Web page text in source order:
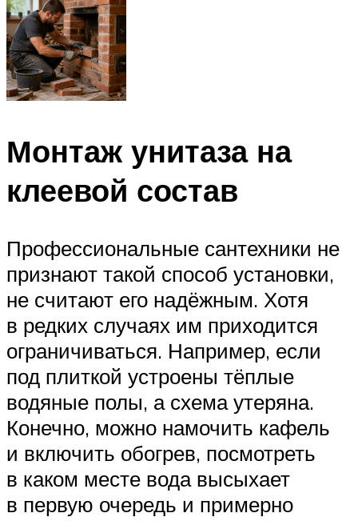
Монтаж унитаза на
клеевой состав
Профессиональные сантехники не
признают такой способ установки,
не считают его надёжным. Хотя
в редких случаях им приходится
ограничиваться. Например, если
под плиткой устроены тёплые
водяные полы, а схема утеряна.
Конечно, можно намочить кафель
и включить обогрев, посмотреть
в каком месте вода высыхает
в первую очередь и примерно